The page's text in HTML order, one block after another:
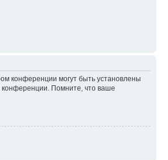
конференции могут быть установлены
конференции. Помните, что ваше